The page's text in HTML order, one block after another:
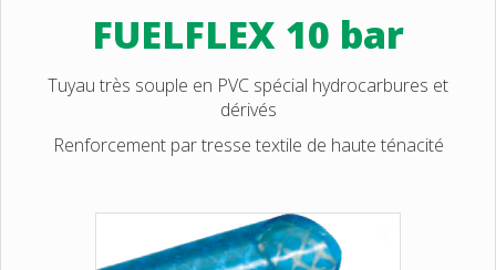
FUELFLEX 10 bar
Tuyau très souple en PVC spécial hydrocarbures et
dérivés
Renforcement par tresse textile de haute ténacité